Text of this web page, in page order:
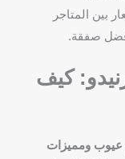
بين المتاجر
صفقة.
كيف
عيوب ومميزات